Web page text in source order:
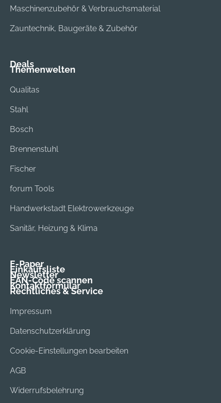
Maschinenzubehör & Verbrauchsmaterial
Zauntechnik, Baugeräte & Zubehör
Deals
Themenwelten
Qualitas
Stahl
Bosch
Brennenstuhl
Fischer
forum Tools
Handwerkstadt Elektrowerkzeuge
Sanitär, Heizung & Klima
E-Paper
Einkaufsliste
Newsletter
EAN-Code scannen
Kontaktformular
Rechtliches & Service
Impressum
Datenschutzerklärung
Cookie-Einstellungen bearbeiten
AGB
Widerrufsbelehrung